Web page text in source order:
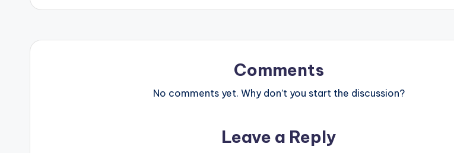
Comments
No comments yet. Why don’t you start the discussion?
Leave a Reply